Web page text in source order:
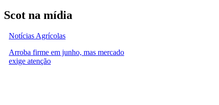
Scot na mídia
Notícias Agrícolas
Arroba firme em junho, mas mercado
exige atenção